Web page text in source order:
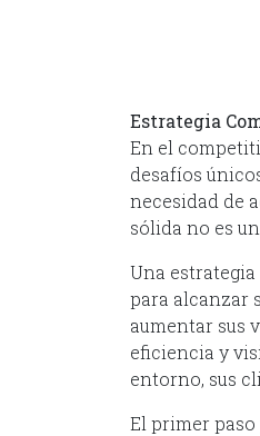
Estrategia
En el
desafíos
necesidad de
sólida no es
Una
para alcanzar
aumentar sus
eficiencia y
entorno, sus
El primer